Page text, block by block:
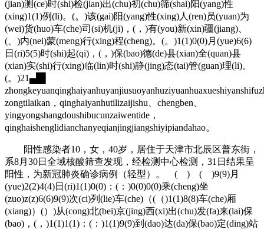
(jian)测(ce)时(shi)检(jian)出(chu)初(chu)筛(shai)阳(yang)性
(xing)1(1)例(li)。(。)该(gai)阳(yang)性(xing)人(ren)员(yuan)为
(wei)货(huo)车(che)司(si)机(ji)，(，)有(you)新(xin)疆(jiang)、
(、)内(nei)蒙(meng)行(xing)程(cheng)。(。)1(1)0(0)月(yue)6(6)
日(ri)5(5)时(shi)起(qi)，(，)保(bao)德(de)县(xian)全(quan)县
(xian)实(shi)行(xing)临(lin)时(shi)静(jing)态(tai)管(guan)理(li)。
(。)21▄█▌
zongtilaikan，qinghaiyanhutilizaijishu、chengben、
yingyongshangdoushibucunzaiwentide，
qinghaishenglidianchanyeqianjingjiangshiyipiandahao。
阳性感染者10，女，40岁，居住于天津市北辰区普东街，
系8月30日全域核酸筛查发现，经检测中心检测，31日结果呈
阳性，为新冠肺炎确诊病例（轻型）。 ( ) ( )9(9)月
(yue)2(2)4(4)日(ri)1(1)0(0)：(：)0(0)0(0)乘(cheng)坐
(zuo)z(z)6(6)9(9)次(ci)列(lie)车(che)（(（)1(1)8(8)车(che)厢
(xiang)）(）)从(cong)北(bei)京(jing)西(xi)出(chu)发(fa)来(lai)保
(bao)，(，)1(1)1(1)：(：)1(1)9(9)到(dao)达(da)保(bao)定(ding)站